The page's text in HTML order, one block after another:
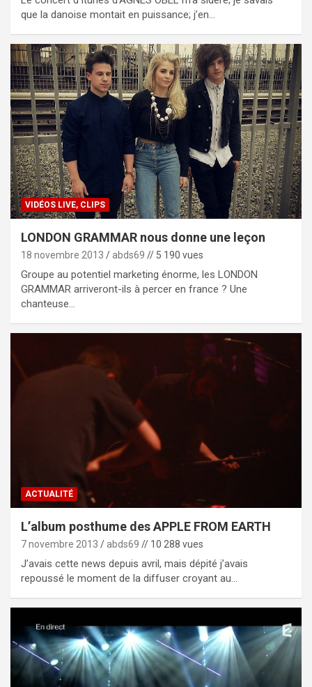
que la danoise montait en puissance; j’en…
VIDÉOS LIVE, CLIPS
LONDON GRAMMAR nous donne une leçon
18 novembre 2013 abds69 // 5 190 vues
Groupe au potentiel marketing énorme, les LONDON
GRAMMAR arriveront-ils à percer en france ? Une
chanteuse…
ACTUALITÉ
L’album posthume des APPLE FROM EARTH
7 novembre 2013 abds69 // 10 288 vues
J’avais cette news depuis avril, mais dépité j’avais
repoussé le moment de la diffuser croyant au…